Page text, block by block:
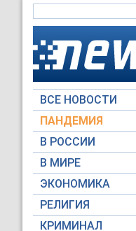
ВСЕ НОВОСТИ
ПАНДЕМИЯ
В РОССИИ
В МИРЕ
ЭКОНОМИКА
РЕЛИГИЯ
КРИМИНАЛ